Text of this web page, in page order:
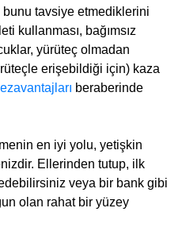
bunu tavsiye etmediklerini
kullanması, bağımsız
yürüteç olmadan
erişebildiği için) kaza
beraberinde
en iyi yolu, yetişkin
Ellerinden tutup, ilk
veya bir bank gibi
olan rahat bir yüzey